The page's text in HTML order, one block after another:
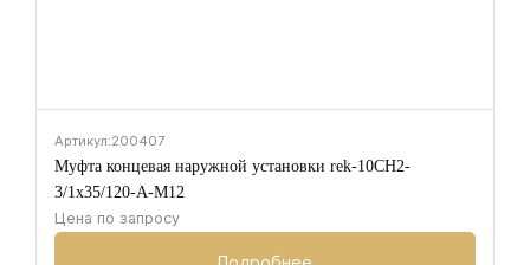
Артикул:200407
Муфта концевая наружной установки rek-10CH2-
3/1х35/120-A-M12
Цена по запросу